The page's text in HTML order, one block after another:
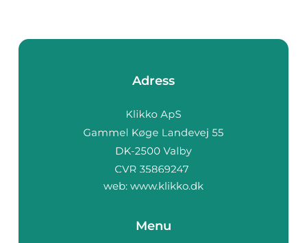
Adress
web: www.klikko.dk
Menu